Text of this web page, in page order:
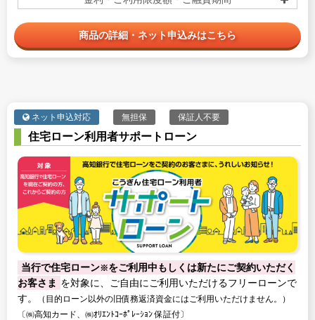
商品の詳細・ネット申込みはこちら
ネット申込対応 無担保 保証人不要
住宅ローン利用者サポートローン
当行で住宅ローン※をご利用中もしくは新たにご契約いただく
お客さま を対象に、ご自由にご利用いただけるフリーローンで
す。
（目的ローン以外の旧債務返済資金にはご利用いただけません。）
〔㈱高知カード、㈱ｵﾘｴﾝﾄｺｰﾎﾟﾚｰｼｮﾝ 保証付〕